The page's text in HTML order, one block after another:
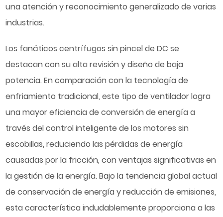
una atención y reconocimiento generalizado de varias
industrias.
Los fanáticos centrífugos sin pincel de DC se
destacan con su alta revisión y diseño de baja
potencia. En comparación con la tecnología de
enfriamiento tradicional, este tipo de ventilador logra
una mayor eficiencia de conversión de energía a
través del control inteligente de los motores sin
escobillas, reduciendo las pérdidas de energía
causadas por la fricción, con ventajas significativas en
la gestión de la energía. Bajo la tendencia global actual
de conservación de energía y reducción de emisiones,
esta característica indudablemente proporciona a las